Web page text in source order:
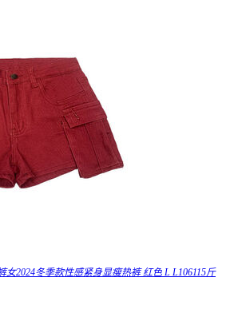
2024冬季款性感紧身显瘦热裤 红色 L L106115斤